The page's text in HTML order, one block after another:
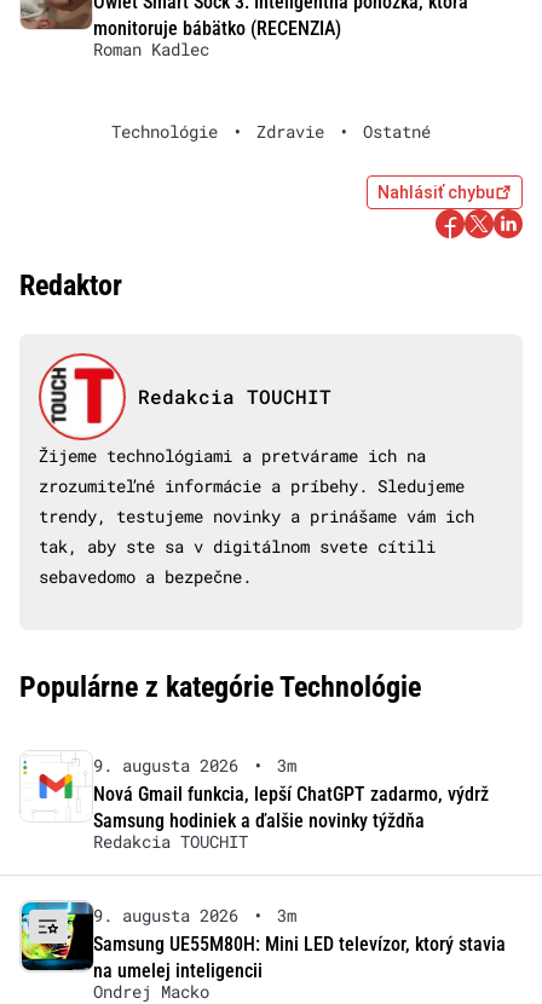
monitoruje bábätko (RECENZIA)
Roman Kadlec
Technológie • Zdravie • Ostatné
Nahlásiť chybu
Redaktor
Redakcia TOUCHIT
Žijeme technológiami a pretvárame ich na
zrozumiteľné informácie a príbehy. Sledujeme
trendy, testujeme novinky a prinášame vám ich
tak, aby ste sa v digitálnom svete cítili
sebavedomo a bezpečne.
Populárne z kategórie Technológie
9. augusta 2026 •
3m
Nová Gmail funkcia, lepší ChatGPT zadarmo, výdrž
Samsung hodiniek a ďalšie novinky týždňa
Redakcia TOUCHIT
9. augusta 2026 •
3m
Samsung UE55M80H: Mini LED televízor, ktorý stavia
na umelej inteligencii
Ondrej Macko